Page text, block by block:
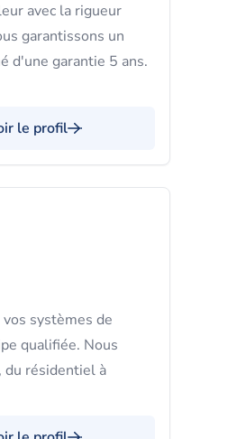
avec la rigueur
garantissons un
d'une garantie 5 ans.
le profil
systèmes de
qualifiée. Nous
du résidentiel à